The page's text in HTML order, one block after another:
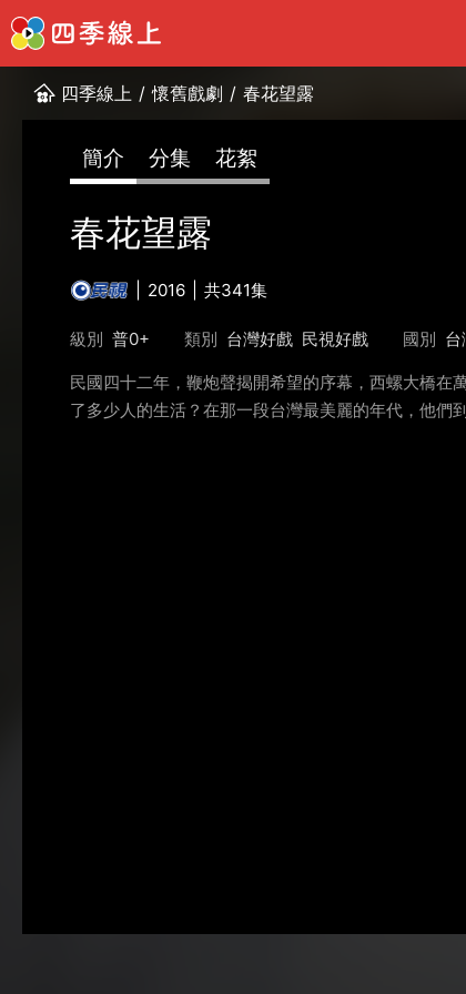
四季線上 / 懷舊戲劇 / 春花望露
簡介 分集 花絮
春花望露
2016 共341集
級別 普0+ 類別 台灣好戲 民視好戲 國別 台
民國四十二年，鞭炮聲揭開希望的序幕，西螺大橋
了多少人的生活？在那一段台灣最美麗的年代，他們